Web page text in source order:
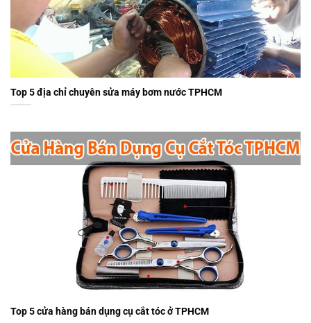
Top 5 địa chỉ chuyên sửa máy bơm nước TPHCM
Top 5 cửa hàng bán dụng cụ cắt tóc ở TPHCM